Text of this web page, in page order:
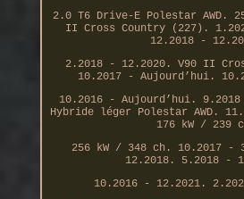
2.0 T6 Drive-E Polestar AWD.
II Cross Country (227).
12.2018 -
2.2018 - 12.2020. V90 II
10.2017 - Aujourd’hui.
10.2016 - Aujourd’hui.
Hybride léger Polestar AWD.
176 kW / 239
256 kW / 348 ch. 10.2017 -
12.2018. 5.2018 -
10.2016 - 12.2021.